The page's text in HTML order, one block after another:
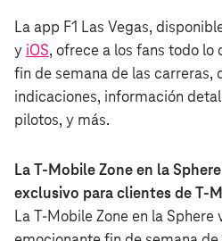
La app F1 Las Vegas,
y iOS, ofrece a los fans todo lo
fin de semana de las carreras,
indicaciones, información
pilotos, y más.
La T‑Mobile Zone en la
exclusivo para clientes de
La T‑Mobile Zone en la